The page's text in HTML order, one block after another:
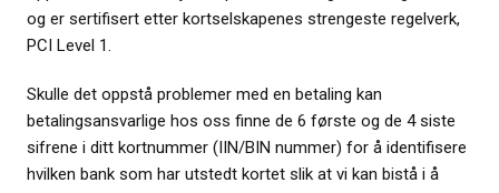
og er sertifisert etter kortselskapenes strengeste regelverk,
PCI Level 1.
Skulle det oppstå problemer med en betaling kan
betalingsansvarlige hos oss finne de 6 første og de 4 siste
sifrene i ditt kortnummer (IIN/BIN nummer) for å identifisere
hvilken bank som har utstedt kortet slik at vi kan bistå i å